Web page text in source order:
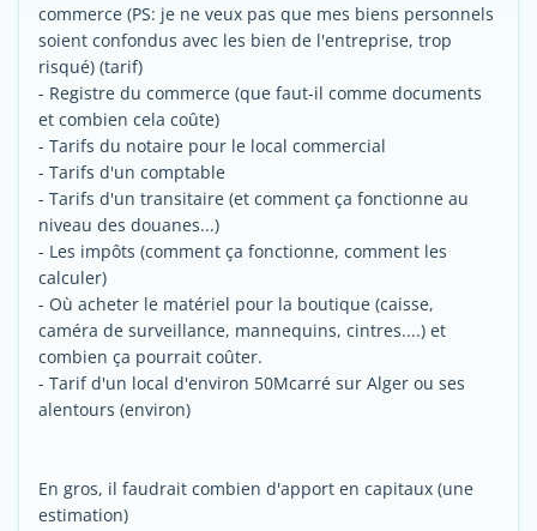
commerce (PS: je ne veux pas que mes biens personnels
soient confondus avec les bien de l'entreprise, trop
risqué) (tarif)
- Registre du commerce (que faut-il comme documents
et combien cela coûte)
- Tarifs du notaire pour le local commercial
- Tarifs d'un comptable
- Tarifs d'un transitaire (et comment ça fonctionne au
niveau des douanes...)
- Les impôts (comment ça fonctionne, comment les
calculer)
- Où acheter le matériel pour la boutique (caisse,
caméra de surveillance, mannequins, cintres....) et
combien ça pourrait coûter.
- Tarif d'un local d'environ 50Mcarré sur Alger ou ses
alentours (environ)
En gros, il faudrait combien d'apport en capitaux (une
estimation)